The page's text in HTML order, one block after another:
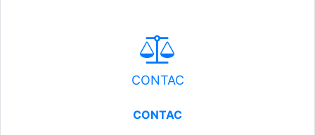
CONTAC
CONTAC